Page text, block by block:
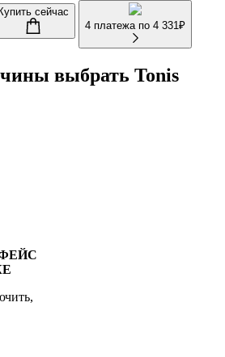
сейчас
4 платежа по 4 331₽
выбрать Tonis